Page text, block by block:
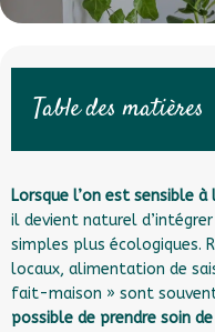
Table des matières
Lorsque l’on est sensible
il devient naturel
simples plus écologiques.
locaux, alimentation de
fait-maison » sont
possible de prendre soin